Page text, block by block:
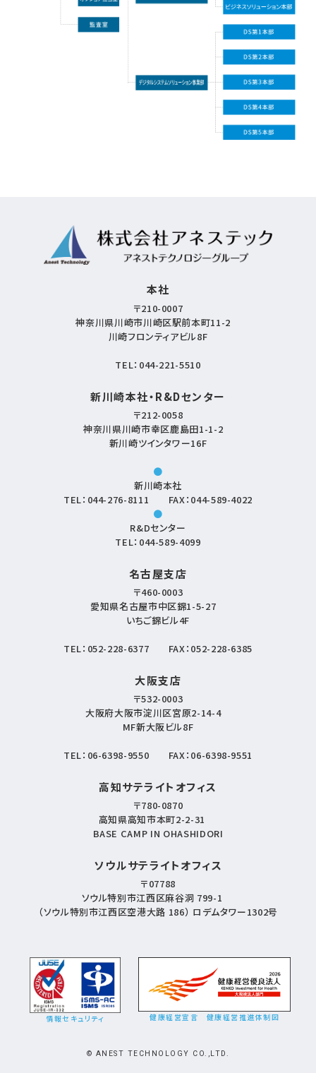
本社
〒210-0007
神奈川県川崎市川崎区駅前本町11-2
川崎フロンティアビル8F
TEL： 044-221-5510
新川崎本社・R&Dセンター
〒212-0058
神奈川県川崎市幸区鹿島田1-1-2
新川崎ツインタワー16F
●
新川崎本社
TEL： 044-276-8111 FAX：044-589-4022
●
R&Dセンター
TEL： 044-589-4099
名古屋支店
〒460-0003
愛知県名古屋市中区錦1-5-27
いちご錦ビル4F
TEL： 052-228-6377 FAX：052-228-6385
大阪支店
〒532-0003
大阪府大阪市淀川区宮原2-14-4
MF新大阪ビル8F
TEL： 06-6398-9550 FAX：06-6398-9551
高知サテライトオフィス
〒780-0870
高知県高知市本町2-2-31
BASE CAMP IN OHASHIDORI
ソウルサテライトオフィス
〒07788
ソウル特別市江西区麻谷洞 799-1
（ソウル特別市江西区空港大路 186） ロデムタワー1302号
情報セキュリティ 健康経営宣言 健康経営推進体制図
© ANEST TECHNOLOGY CO.,LTD.